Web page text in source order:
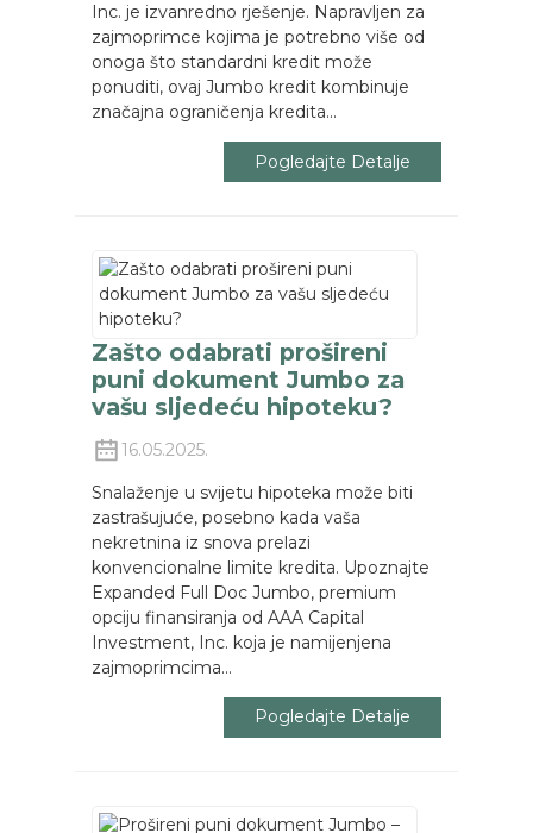
Inc. je izvanredno rješenje. Napravljen za
zajmoprimce kojima je potrebno više od
onoga što standardni kredit može
ponuditi, ovaj Jumbo kredit kombinuje
značajna ograničenja kredita...
Pogledajte Detalje
Zašto odabrati prošireni
puni dokument Jumbo za
vašu sljedeću hipoteku?
16.05.2025.
Snalaženje u svijetu hipoteka može biti
zastrašujuće, posebno kada vaša
nekretnina iz snova prelazi
konvencionalne limite kredita. Upoznajte
Expanded Full Doc Jumbo, premium
opciju finansiranja od AAA Capital
Investment, Inc. koja je namijenjena
zajmoprimcima...
Pogledajte Detalje